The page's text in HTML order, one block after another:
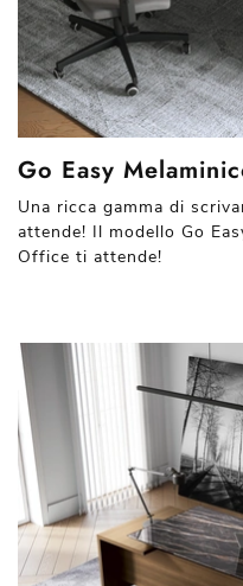
Go Easy
Una ricca gamma di
attende! Il modello Go
Office ti attende!